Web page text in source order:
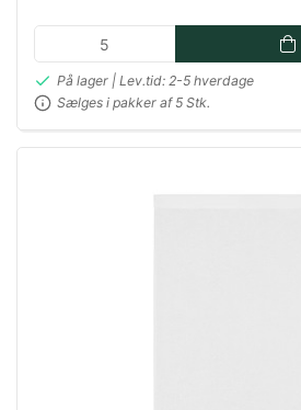
På lager | Lev.tid: 2-5 hverdage
Sælges i pakker af 5 Stk.